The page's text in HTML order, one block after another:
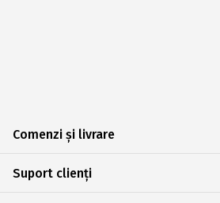
Comenzi și livrare
Suport clienți